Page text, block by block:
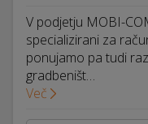
V podjetju MOBI-
specializirani za
ponujamo pa tudi
gradbeništ…
Več